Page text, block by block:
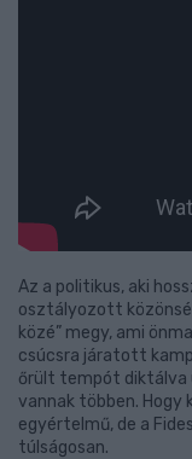
Az a politikus, aki
osztályozott
közé” megy, ami
csúcsra járatott
őrült tempót diktálva
vannak többen. Hogy
egyértelmű, de a
túlságosan.